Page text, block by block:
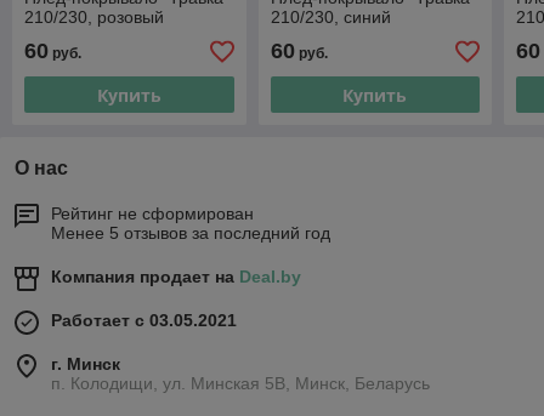
210/230, розовый
60 руб.
Купить
210/230, синий
60руб.
Купить
60
О нас
Рейтинг не сформирован
Менее 5 отзывов за последний год
Компания продает на Deal.by
Работает с 03.05.2021
г. Минск
п. Колодищи, ул. Минская 5В, Минск, Беларусь